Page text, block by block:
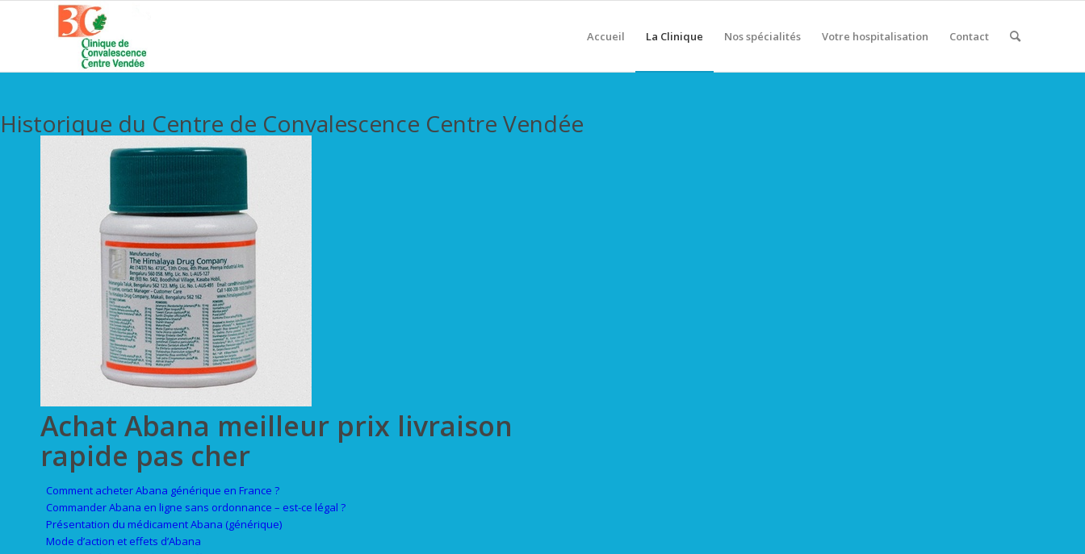
Accueil La Clinique Nos spécialités Votre hospitalisation Contact
Historique du Centre de Convalescence Centre Vendée
Achat Abana meilleur prix livraison
rapide pas cher
Comment acheter Abana générique en France ?
Commander Abana en ligne sans ordonnance – est-ce légal ?
Présentation du médicament Abana (générique)
Mode d’action et effets d’Abana